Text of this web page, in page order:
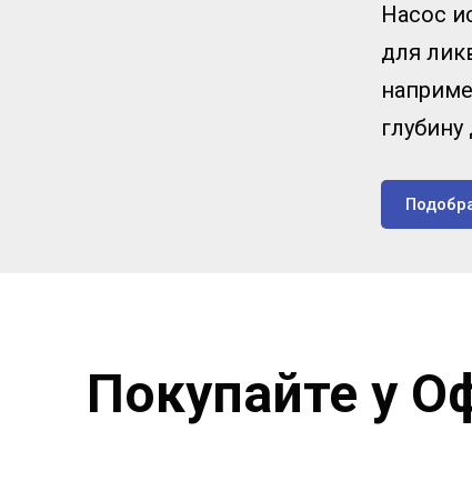
Насос
для
Покупайте у